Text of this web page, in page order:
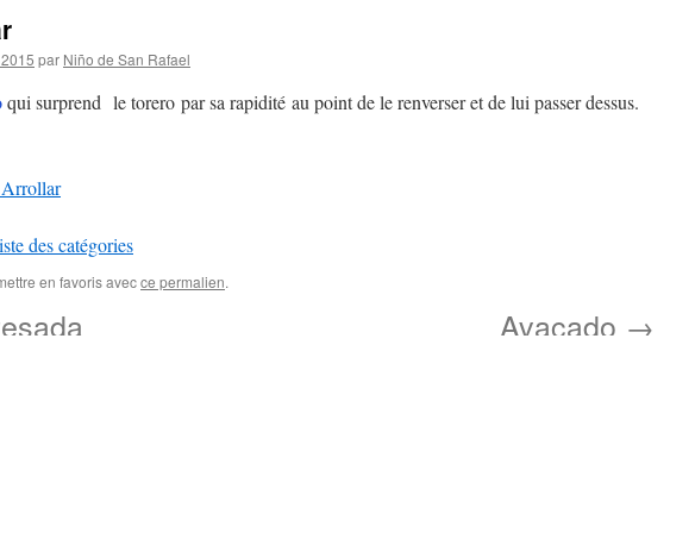
par Niño de San Rafael
qui surprend le torero par sa rapidité au point de le renverser et de lui passer dessus.
des catégories
en favoris avecce permalien.
Avacado →